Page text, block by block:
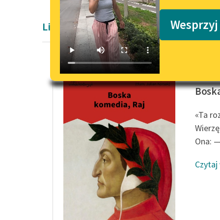
Liryka Dantego Alighieri
«Ta
Ona:
Czytaj